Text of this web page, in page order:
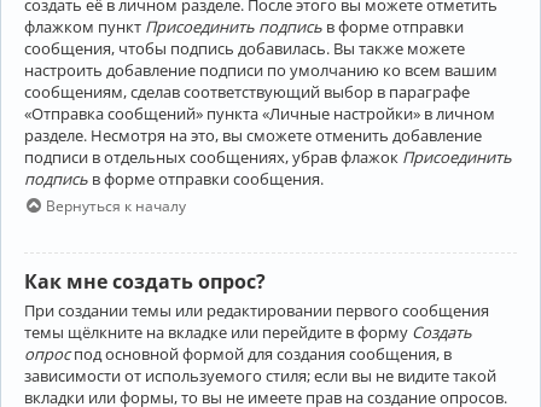
флажком пункт Присоединить подпись в форме отправки
сообщения, чтобы подпись добавилась. Вы также можете
настроить добавление подписи по умолчанию ко всем вашим
сообщениям, сделав соответствующий выбор в параграфе
«Отправка сообщений» пункта «Личные настройки» в личном
разделе. Несмотря на это, вы сможете отменить добавление
подписи в отдельных сообщениях, убрав флажок Присоединить
подпись в форме отправки сообщения.
Вернуться к началу
Как мне создать опрос?
При создании темы или редактировании первого сообщения
темы щёлкните на вкладке или перейдите в форму Создать
опроспод основной формой для создания сообщения, в
зависимости от используемого стиля; если вы не видите такой
вкладки или формы, то вы не имеете прав на создание опросов.